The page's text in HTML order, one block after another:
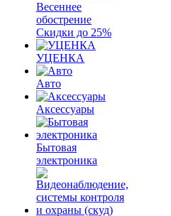
Весеннее
обострение
Скидки до 25%
УЦЕНКА
Авто
Аксессуары
Бытовая
электроника